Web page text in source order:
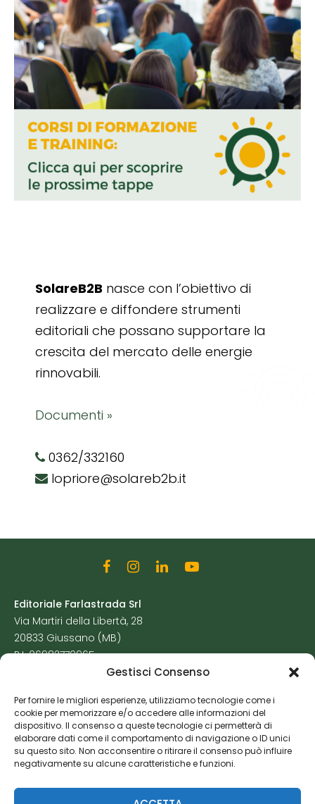
Gestisci Consenso
Per fornire le migliori esperienze, utilizziamo tecnologie come i
cookie per memorizzare e/o accedere alle informazioni del
dispositivo. Il consenso a queste tecnologie ci permetterà di
elaborare dati come il comportamento di navigazione o ID unici
su questo sito. Non acconsentire o ritirare il consenso può influire
negativamente su alcune caratteristiche e funzioni.
SolareB2B nasce con l’obiettivo di
realizzare e diffondere strumenti
editoriali che possano supportare la
crescita del mercato delle energie
rinnovabili.
Documenti »
0362/332160
lopriore@solareb2b.it
Editoriale Farlastrada Srl
Via Martiri della Libertà, 28
20833 Giussano (MB)
P.I. 06982770965
Cookie Policy
Risorse Aggiuntive